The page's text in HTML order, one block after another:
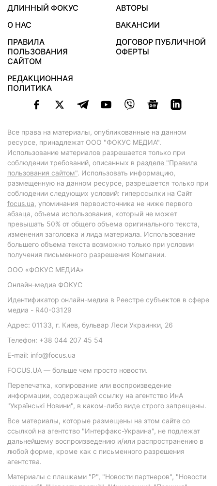
ДЛИННЫЙ ФОКУС
АВТОРЫ
О НАС
ВАКАНСИИ
ПРАВИЛА
ПОЛЬЗОВАНИЯ
САЙТОМ
ДОГОВОР ПУБЛИЧНОЙ
ОФЕРТЫ
РЕДАКЦИОННАЯ
ПОЛИТИКА
Все права на материалы, опубликованные на данном
ресурсе, принадлежат ООО "ФОКУС МЕДИА".
Использование материалов разрешается только при
соблюдении требований, описанных в разделе "Правила
пользования сайтом". Использовать информацию,
размещенную на данном ресурсе, разрешается только при
соблюдении следующих условий: гиперссылки на Сайт
focus.ua, упоминания первоисточника не ниже первого
абзаца, объема использования, который не может
превышать 50% от общего объема оригинального текста,
изменения заголовка и лида материала. Использование
большего объема текста возможно только при условии
получения письменного разрешения Компании.
ООО «ФОКУС МЕДИА»
Онлайн-медиа ФОКУС
Идентификатор онлайн-медиа в Реестре субъектов в сфере
медиа - R40-03129
Адрес: 01133, г. Киев, бульвар Леси Украинки, 26
Телефон: +38 044 207 45 54
E-mail: info@focus.ua
FOCUS.UA — больше чем просто новости.
Перепечатка, копирование или воспроизведение
информации, содержащей ссылку на агентство ИнА
"Українські Новини", в каком-либо виде строго запрещены.
Все материалы, которые размещены на этом сайте со
ссылкой на агентство "Интерфакс-Украина", не подлежат
дальнейшему воспроизведению и/или распространению в
любой форме, кроме как с письменного разрешения
агентства.
Материалы с плашками "Р", "Новости партнеров", "Новости